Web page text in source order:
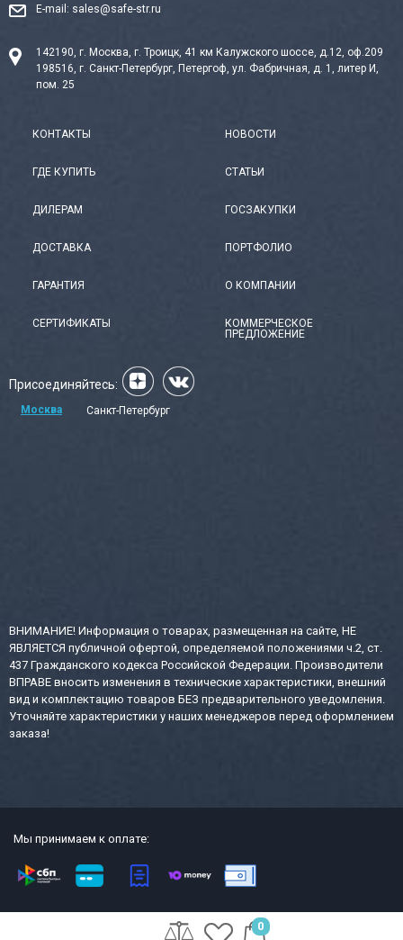
0
E-mail: sales@safe-str.ru
142190, г. Москва, г. Троицк, 41 км Калужского шоссе, д.12, оф.209
198516, г. Санкт-Петербург, Петергоф, ул. Фабричная, д. 1, литер И,
пом. 25
КОНТАКТЫ
ГДЕ КУПИТЬ
ДИЛЕРАМ
ДОСТАВКА
ГАРАНТИЯ
СЕРТИФИКАТЫ
НОВОСТИ
СТАТЬИ
ГОСЗАКУПКИ
ПОРТФОЛИО
О КОМПАНИИ
КОММЕРЧЕСКОЕ
ПРЕДЛОЖЕНИЕ
Присоединяйтесь:
Москва Санкт-Петербург
ВНИМАНИЕ! Информация о товарах, размещенная на сайте, НЕ
ЯВЛЯЕТСЯ публичной офертой, определяемой положениями ч.2, ст.
437 Гражданского кодекса Российской Федерации. Производители
ВПРАВЕ вносить изменения в технические характеристики, внешний
вид и комплектацию товаров БЕЗ предварительного уведомления.
Уточняйте характеристики у наших менеджеров перед оформлением
заказа!
Мы принимаем к оплате:
2013-2026 СТР интернет-магазин сейфов и металлической офисной
мебели